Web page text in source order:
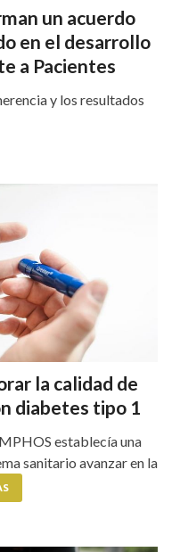
un acuerdo
en el desarrollo
a Pacientes
y los resultados
la calidad de
diabetes tipo 1
establecía una
sanitario avanzar en la